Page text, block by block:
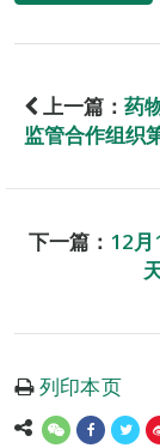
上一篇： 药
监管合作组织
下一篇： 12
列印本页